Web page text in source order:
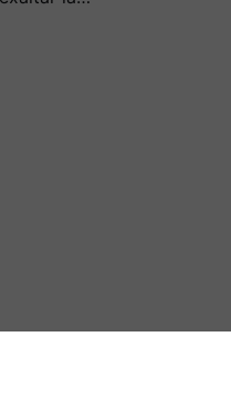
regiones del